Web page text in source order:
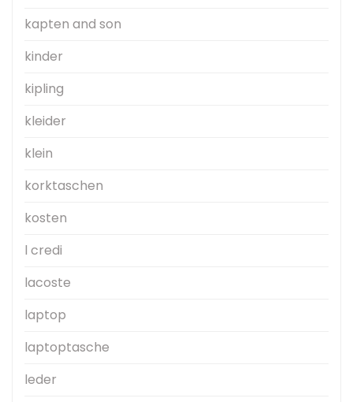
kapten and son
kinder
kipling
kleider
klein
korktaschen
kosten
l credi
lacoste
laptop
laptoptasche
leder